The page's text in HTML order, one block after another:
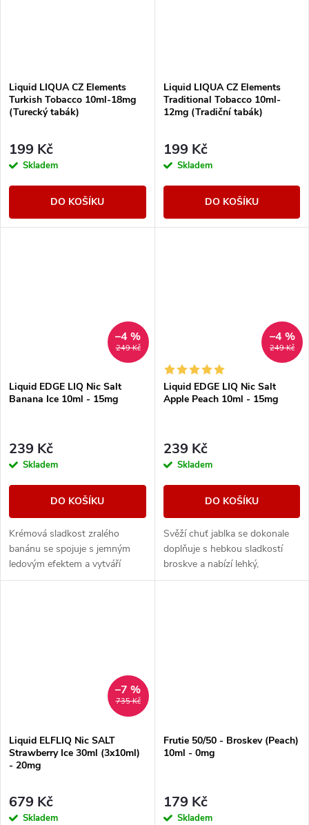
Liquid LIQUA CZ Elements
Turkish Tobacco 10ml-18mg
(Turecký tabák)
199 Kč
Skladem
DO KOŠÍKU
Liquid LIQUA CZ Elements
Traditional Tobacco 10ml-
12mg (Tradiční tabák)
199 Kč
Skladem
DO KOŠÍKU
249 Kč
–4 %
Liquid EDGE LIQ Nic Salt
Banana Ice 10ml - 15mg
239 Kč
Skladem
DO KOŠÍKU
Krémová sladkost zralého
banánu se spojuje s jemným
ledovým efektem a vytváří
hladkou, osvěžující chuť s
249 Kč
–4 %
Liquid EDGE LIQ Nic Salt
Apple Peach 10ml - 15mg
239 Kč
Skladem
DO KOŠÍKU
Svěží chuť jablka se dokonale
doplňuje s hebkou sladkostí
broskve a nabízí lehký,
harmonický ovocný zážitek.
735 Kč
–7 %
Liquid ELFLIQ Nic SALT
Strawberry Ice 30ml (3x10ml)
- 20mg
679 Kč
Skladem
Frutie 50/50 - Broskev (Peach)
10ml - 0mg
179 Kč
Skladem